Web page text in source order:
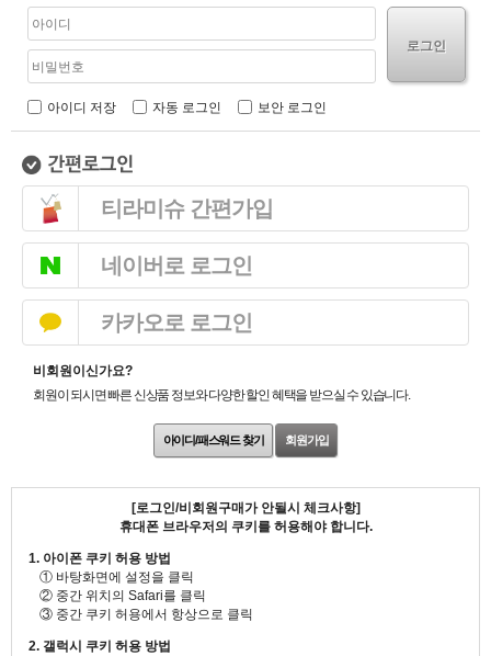
로그인
아이디 저장 자동 로그인 보안 로그인
티라미슈 간편가입
네이버로 로그인
카카오로 로그인
비회원이신가요?
회원이 되시면 빠른 신상품 정보와 다양한 할인 혜택을 받으실 수 있습니다.
아이디/패스워드 찾기 회원가입
[로그인/비회원구매가 안될시 체크사항]
휴대폰 브라우저의 쿠키를 허용해야 합니다.
1. 아이폰 쿠키 허용 방법
① 바탕화면에 설정을 클릭
② 중간 위치의 Safari를 클릭
③ 중간 쿠키 허용에서 항상으로 클릭
2. 갤럭시 쿠키 허용 방법